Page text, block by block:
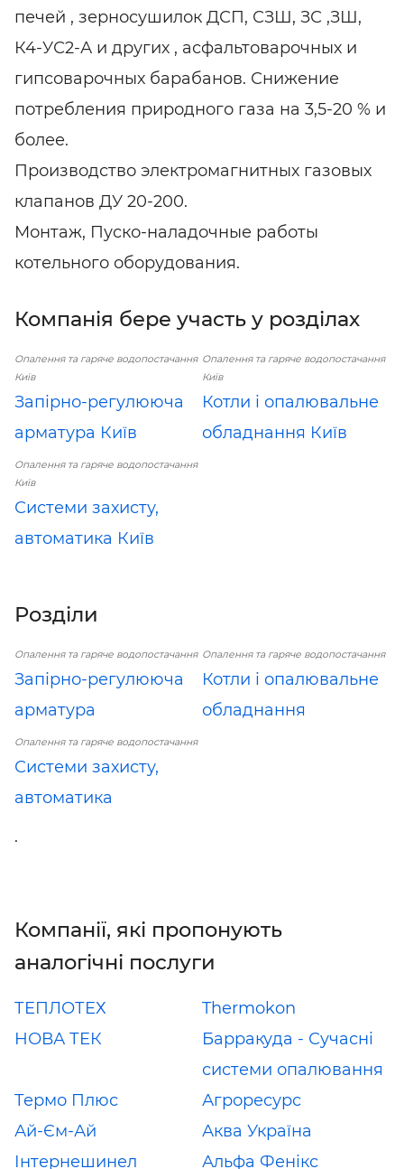
печей , зерносушилок ДСП, СЗШ, ЗС ,ЗШ,
К4-УС2-А и других , асфальтоварочных и
гипсоварочных барабанов. Снижение
потребления природного газа на 3,5-20 % и
более.
Производство электромагнитных газовых
клапанов ДУ 20-200.
Монтаж, Пуско-наладочные работы
котельного оборудования.
Компанія бере участь у розділах
Опалення та гаряче водопостачання
Київ
Запірно-регулююча
арматура Київ
Опалення та гаряче водопостачання
Київ
Котли і опалювальне
обладнання Київ
Опалення та гаряче водопостачання
Київ
Системи захисту,
автоматика Київ
Розділи
Опалення та гаряче водопостачання
Запірно-регулююча
арматура
Опалення та гаряче водопостачання
Котли і опалювальне
обладнання
Опалення та гаряче водопостачання
Системи захисту,
автоматика
.
Компанії, які пропонують
аналогічні послуги
ТЕПЛОТЕХ
Thermokon
НОВА ТЕК
Барракуда - Сучасні
системи опалювання
Термо Плюс
Агроресурс
Ай-Єм-Ай
Інтернешинел
Аква Україна
Альфа Фенікс